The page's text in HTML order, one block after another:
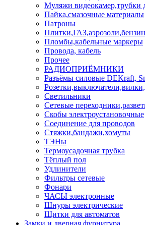
Муляжи видеокамер,трубки
Пайка,смазочные материалы
Патроны
Пломбы,кабельные маркеры
Провода, кабель
Прочее
РАДИОПРИЁМНИКИ
Разъёмы силовые DEKraft,
Светильники
Сетевые
Скобы электроустановочные
Соединение для проводов
Стяжки,бандажи,хомуты
ТЭНы
Термоусадочная трубка
Тёплый пол
Удлинители
Фильтры сетевые
Фонари
ЧАСЫ электронные
Шнуры электрические
Щитки для автоматов